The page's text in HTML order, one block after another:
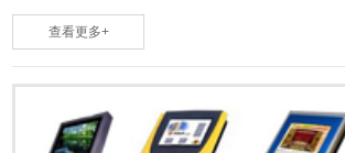
得到最佳展现，并能进行自动报警或联动控制……
查看更多+